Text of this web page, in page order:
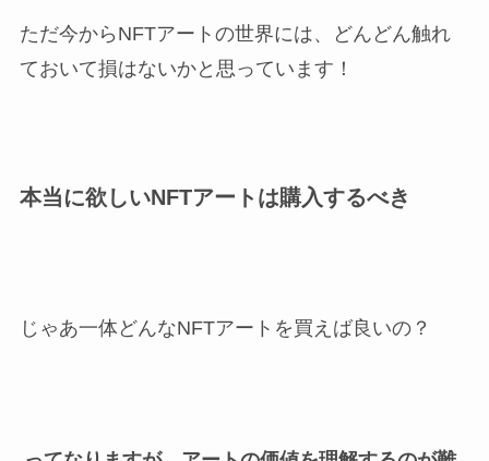
ただ今からNFTアートの世界には、どんどん触れ
ておいて損はないかと思っています！
本当に欲しいNFTアートは購入するべき
じゃあ一体どんなNFTアートを買えば良いの？